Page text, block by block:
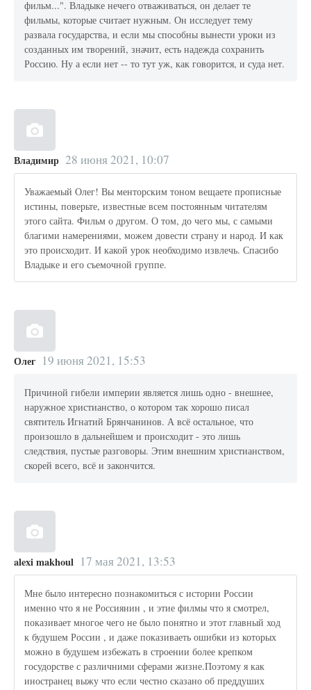
фильм...". Владыке нечего отваживаться, он делает те
фильмы, которые считает нужным. Он исследует тему
развала государства, и если мы способны вынести уроки из
созданных им творений, значит, есть надежда сохранить
Россию. Ну а если нет -- то тут уж, как говорится, и суда нет.
Владимир 28 июня 2021, 10:07
Уважаемый Олег! Вы менторским тоном вещаете прописные
истины, поверьте, известные всем постоянным читателям
этого сайта. Фильм о другом. О том, до чего мы, с самыми
благими намерениями, можем довести страну и народ. И как
это происходит. И какой урок необходимо извлечь. Спасибо
Владыке и его съемочной группе.
Олег 19 июня 2021, 15:53
Причиной гибели империи является лишь одно - внешнее,
наружное христианство, о котором так хорошо писал
святитель Игнатий Брянчанинов. А всё остальное, что
произошло в дальнейшем и происходит - это лишь
следствия, пустые разговоры. Этим внешним христианством,
скорей всего, всё и закончится.
alexi makhoul 17 мая 2021, 13:53
Мне было интересно познакомиться с истории России
именно что я не Россиянин , и этие филмы что я смотрел,
показивает многое чего не было понятно и этот главный ход
к будушем России , и даже показиваеть ошибки из которых
можно в будушем избежать в строении более крепком
госудорстве с различними сферами жизне.Поэтому я как
иностранец выжу что если честно сказано об преддуших